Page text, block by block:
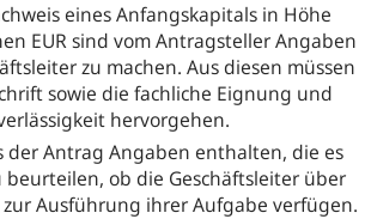
eines Anfangskapitals in Höhe
EUR sind vom Antragsteller Angaben
zu machen. Aus diesen müssen
sowie die fachliche Eignung und
hervorgehen.
der Antrag Angaben enthalten, die es
beurteilen, ob die Geschäftsleiter über
Ausführung ihrer Aufgabe verfügen.